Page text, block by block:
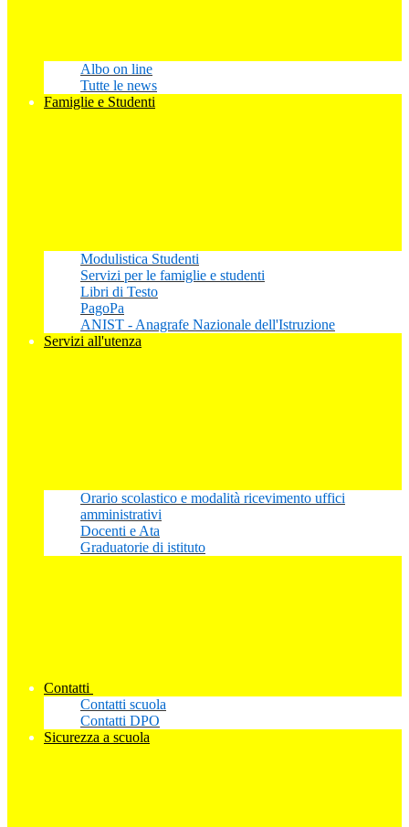
Albo on line
Tutte le news
Famiglie e Studenti
Modulistica Studenti
Servizi per le famiglie e studenti
Libri di Testo
PagoPa
ANIST - Anagrafe Nazionale dell'Istruzione
Servizi all'utenza
Orario scolastico e modalità ricevimento uffici
amministrativi
Docenti e Ata
Graduatorie di istituto
Contatti
Contatti scuola
Contatti DPO
Sicurezza a scuola